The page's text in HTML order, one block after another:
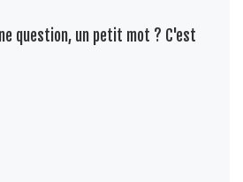
question, un petit mot ? C'est